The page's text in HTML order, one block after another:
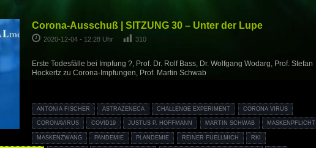
Corona-Ausschuß | SITZUNG 30 – Unter der Lupe
2020-12-04 - 12:28 Uhr 310
Erste Todesfälle bei Impfung ?, Prof. Dr. Rolf Bass, Dr. Wolfgang Wodarg, Prof. Stefan
Hockertz zu Corona-Impfungen, Prof. Martin Schwab
ANTONIA FISCHER ASTRAZENECA CHALLENGE EXPERIMENT CORONA VIRUS
CORONAVIRUS COVID19 JUSTUS P. HOFFMANN MARTIN SCHWAB MASKENPFLICHT
MASKENZWANG PANDEMIE PLANDEMIE REINER FUELLMICH RKI